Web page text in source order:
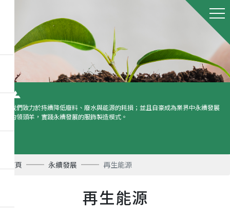
我們致力於持續降低廢料、廢水與能源的耗損；並且自豪成為業界中永續發展
的領頭羊，實踐永續發展的服飾製造模式。
首頁 永續發展 再生能源
再生能源